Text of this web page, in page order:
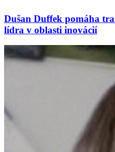
Dušan Duffek pomáha
lídra v oblasti inovácií